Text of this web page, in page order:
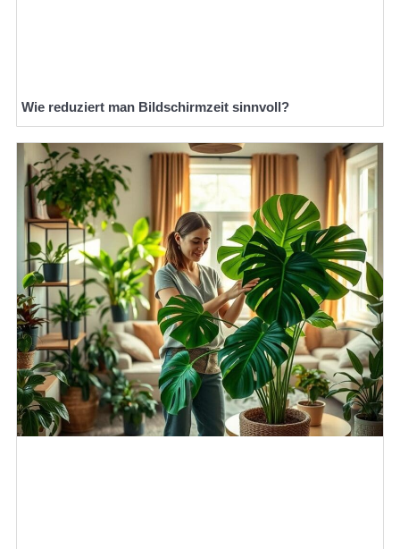
Wie reduziert man Bildschirmzeit sinnvoll?